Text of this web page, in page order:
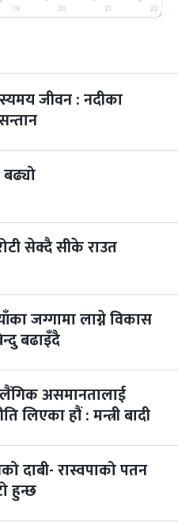
७ महिना बाँकी
19 20 21 22
जीवन : नदीका
सेक्दै सीके राउत
जग्गामा लाग्ने विकास
बढाइँदै
असमानतालाई
लिएका हौं : मन्त्री बादी
दाबी- रास्वपाको पतन
हुन्छ